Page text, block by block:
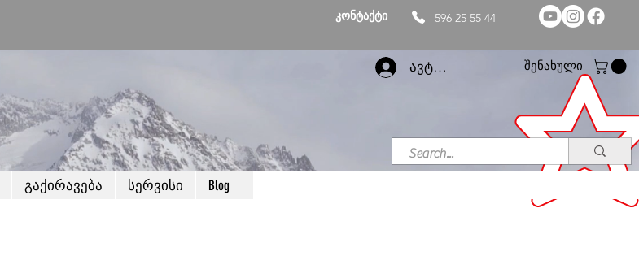
კონტაქტი 596 25 55 44
ავტორიზაცია შენახული
გაქირავება სერვისი Blog